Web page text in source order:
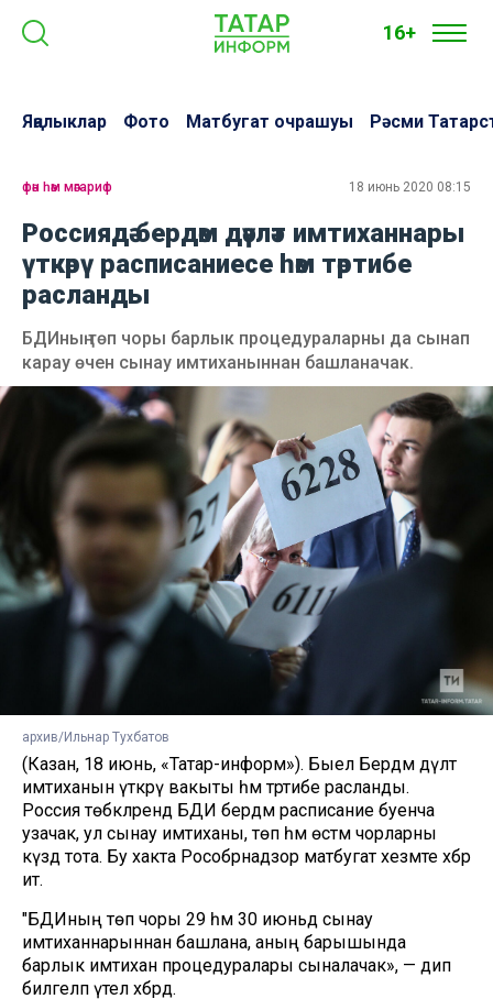
16+
Яңалыклар Фото Матбугат очрашуы Рәсми
фән һәм мәгариф 18 июнь 2020 08:15
Россиядә бердәм дәүләт имтиханнары
үткәрү расписаниесе һәм тәртибе
расланды
БДИның төп чоры барлык процедураларны да сынап
карау өчен сынау имтиханыннан башланачак.
архив/Ильнар Тухбатов
(Казан, 18 июнь, «Татар-информ»). Быел Бердәм дәүләт
имтиханын үткәрү вакыты һәм тәртибе расланды.
Россия төбәкләрендә БДИ бердәм расписание буенча
узачак, ул сынау имтиханы, төп һәм өстәмә чорларны
күздә тота. Бу хакта Рособрнадзор матбугат хезмәте хәбәр
итә.
"БДИның төп чоры 29 һәм 30 июньдә сынау
имтиханнарыннан башлана, аның барышында
барлык имтихан процедуралары сыналачак», — дип
билгеләп үтелә хәбәрдә.